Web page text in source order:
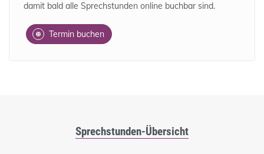
damit bald alle Sprechstunden online buchbar sind.
Termin buchen
Sprechstunden-Übersicht